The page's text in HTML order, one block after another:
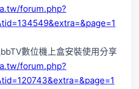
forum.php?
數位機上盒安裝使用分享
forum.php?